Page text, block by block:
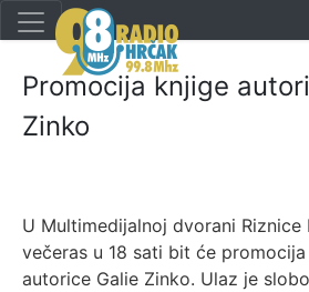
Promocija knjige
Zinko
U Multimedijalnoj dvorani Riznice
večeras u 18 sati bit će
autorice Galie Zinko. Ulaz je